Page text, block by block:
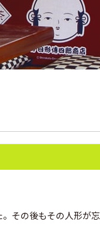
その後もその人形が